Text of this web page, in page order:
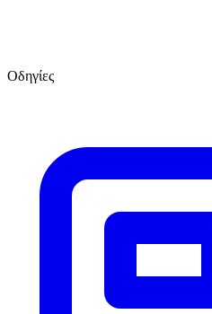
Οδηγίες